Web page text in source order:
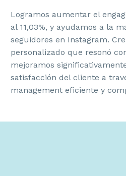
Logramos aumentar el
al 11,03%, y ayudamos a la
seguidores en Instagram.
personalizado que resonó
mejoramos
satisfacción del cliente a
management eficiente y
Naming y Nomenclatura
Diseño de Logotipos
Auditoría de Marca
Manual de Identidad